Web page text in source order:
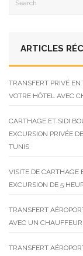
ARTICLES
TRANSFERT PRIVÉ
VOTRE HÔTEL AVEC
CARTHAGE ET SIDI
EXCURSION PRIVÉE
TUNIS
VISITE DE CARTHAGE
EXCURSION DE 5
TRANSFERT
AVEC UN
TRANSFERT